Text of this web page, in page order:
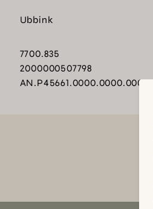
Ubbink
7700.835
2000000507798
AN.P45661.0000.0000.0000